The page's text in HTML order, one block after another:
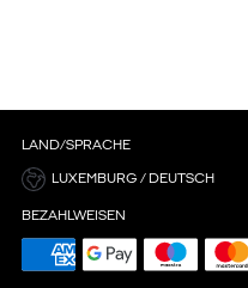
LAND/SPRACHE
LUXEMBURG / DEUTSCH
BEZAHLWEISEN